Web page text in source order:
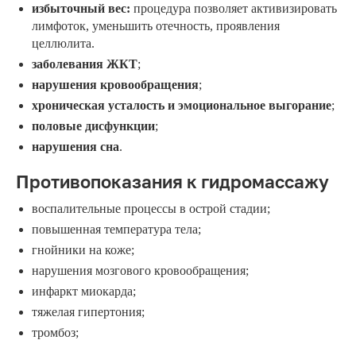
избыточный вес: процедура позволяет активизировать
лимфоток, уменьшить отечность, проявления
целлюлита.
заболевания ЖКТ;
нарушения кровообращения;
хроническая усталость и эмоциональное выгорание;
половые дисфункции;
нарушения сна.
Противопоказания к гидромассажу
воспалительные процессы в острой стадии;
повышенная температура тела;
гнойники на коже;
нарушения мозгового кровообращения;
инфаркт миокарда;
тяжелая гипертония;
тромбоз;